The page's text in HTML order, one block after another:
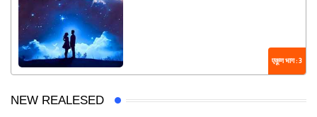
एकूण भाग : 3
NEW REALESED